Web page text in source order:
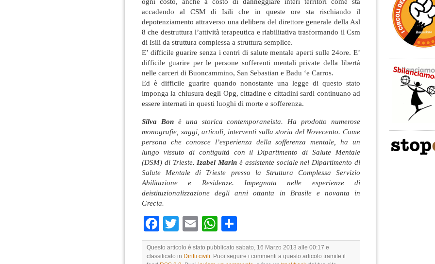
accadendo al CSM di Isili che in queste ore sta rischiando il
depotenziamento attraverso una delibera del direttore generale della Asl
8 che destruttura l’attività terapeutica e riabilitativa trasformando il Csm
di Isili da struttura complessa a struttura semplice.
E’ difficile guarire senza i centri di salute mentale aperti sulle 24ore. E’
difficile guarire per le persone sofferenti mentali private della libertà
nelle carceri di Buoncammino, San Sebastian e Badu ‘e Carros.
Ed è difficile guarire quando nonostante una legge di questo stato
imponga la chiusura degli Opg, cittadine e cittadini sardi continuano ad
essere internati in questi luoghi di morte e sofferenza.
Silva Bonè una storica contemporaneista. Ha prodotto numerose
monografie, saggi, articoli, interventi sulla storia del Novecento. Come
persona che conosce l’esperienza della sofferenza mentale, ha un
lungo vissuto di contiguità con il Dipartimento di Salute Mentale
(DSM) di Trieste. Izabel Marin è assistente sociale nel Dipartimento di
Salute Mentale di Trieste presso la Struttura Complessa Servizio
Abilitazione e Residenze. Impegnata nelle esperienze di
deistituzionalizzazione degli anni ottanta in Brasile e novanta in
Grecia.
Facebook
Twitter
EmailWhatsApp
Questo articolo è stato pubblicato sabato, 16 Marzo 2013 alle 00:17 e
classificato in Diritti civili . Puoi seguire i commenti a questo articolo tramite il